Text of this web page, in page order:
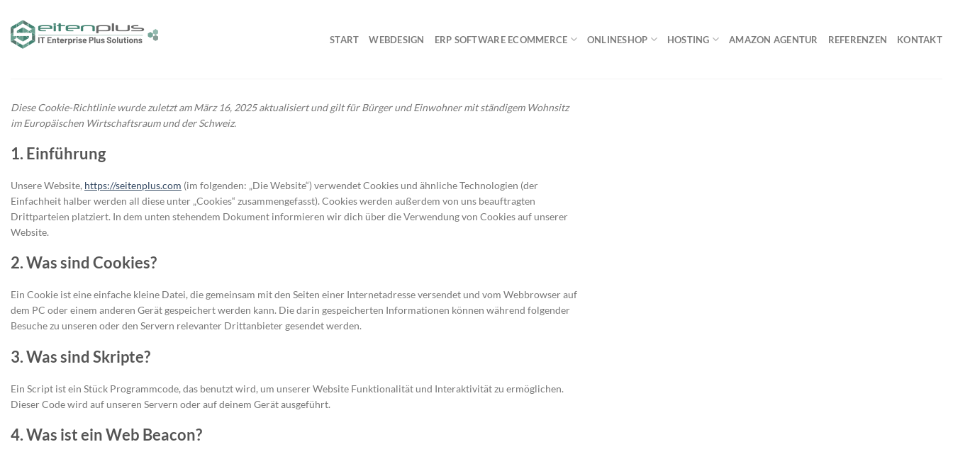
Inhalt
springen
START WEBDESIGN ERP SOFTWARE ECOMMERCE ONLINESHOP HOSTING AMAZON AGENTUR REFERENZEN KONTAKT
Diese Cookie-Richtlinie wurde zuletzt am März 16, 2025 aktualisiert und gilt für Bürger und Einwohner mit ständigem Wohnsitz
im Europäischen Wirtschaftsraum und der Schweiz.
1. Einführung
Unsere Website, https://seitenplus.com (im folgenden: „Die Website“) verwendet Cookies und ähnliche Technologien (der
Einfachheit halber werden all diese unter „Cookies“ zusammengefasst). Cookies werden außerdem von uns beauftragten
Drittparteien platziert. In dem unten stehendem Dokument informieren wir dich über die Verwendung von Cookies auf unserer
Website.
2. Was sind Cookies?
Ein Cookie ist eine einfache kleine Datei, die gemeinsam mit den Seiten einer Internetadresse versendet und vom Webbrowser auf
dem PC oder einem anderen Gerät gespeichert werden kann. Die darin gespeicherten Informationen können während folgender
Besuche zu unseren oder den Servern relevanter Drittanbieter gesendet werden.
3. Was sind Skripte?
Ein Script ist ein Stück Programmcode, das benutzt wird, um unserer Website Funktionalität und Interaktivität zu ermöglichen.
Dieser Code wird auf unseren Servern oder auf deinem Gerät ausgeführt.
4. Was ist ein Web Beacon?